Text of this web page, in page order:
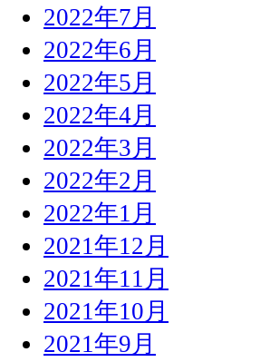
2022年7月
2022年6月
2022年5月
2022年4月
2022年3月
2022年2月
2022年1月
2021年12月
2021年11月
2021年10月
2021年9月